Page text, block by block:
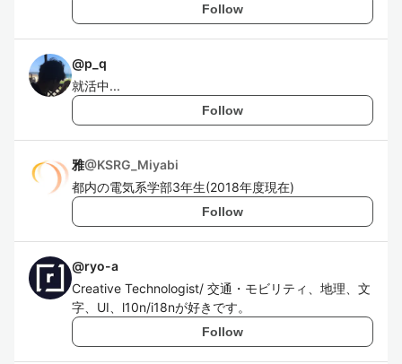
Follow
@p_q
就活中...
Follow
雅@KSRG_Miyabi
都内の電気系学部3年生(2018年度現在)
Follow
@ryo-a
Creative Technologist/ 交通・モビリティ、地理、文
字、UI、l10n/i18nが好きです。
Follow